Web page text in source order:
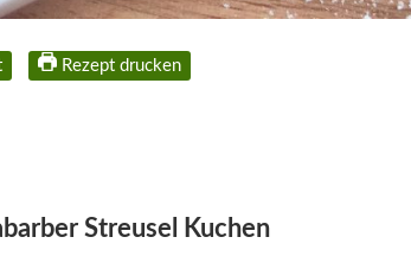
Rezept drucken
Streusel Kuchen